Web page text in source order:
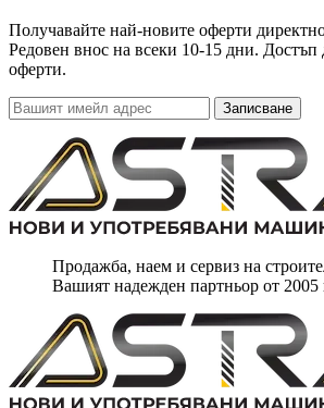
Получавайте най-новите оферти
Редовен внос на всеки 10-15 дни. Достъп
оферти.
Записване
Продажба, наем и сервиз на
Вашият надежден партньор от 2005